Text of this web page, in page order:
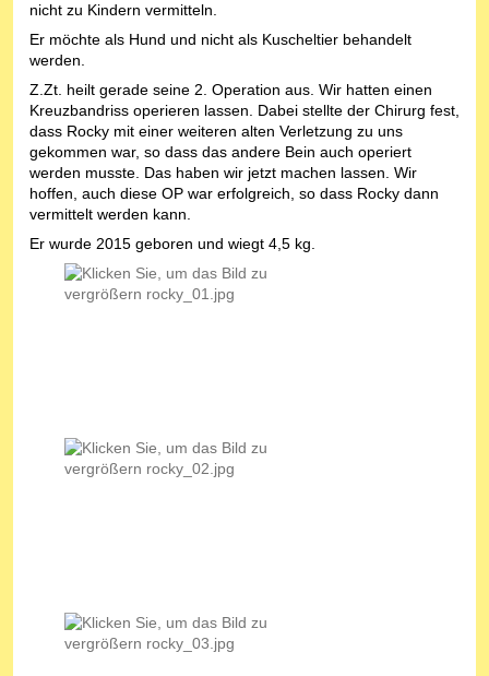
nicht zu Kindern vermitteln.
Er möchte als Hund und nicht als Kuscheltier behandelt
werden.
Z.Zt. heilt gerade seine 2. Operation aus. Wir hatten einen
Kreuzbandriss operieren lassen. Dabei stellte der Chirurg fest,
dass Rocky mit einer weiteren alten Verletzung zu uns
gekommen war, so dass das andere Bein auch operiert
werden musste. Das haben wir jetzt machen lassen. Wir
hoffen, auch diese OP war erfolgreich, so dass Rocky dann
vermittelt werden kann.
Er wurde 2015 geboren und wiegt 4,5 kg.